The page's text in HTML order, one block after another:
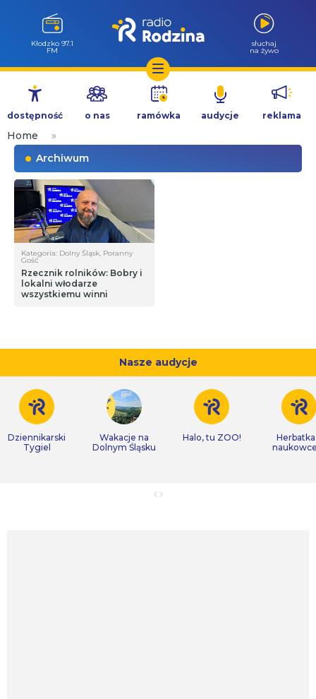
Przejdź
treści
Kłodzko 97.1
FM
słuchaj
na żywo
dostępność o nas ramówka audycje reklama
Home
»
Archiwum
Kategoria: Dolny Śląsk, Poranny
Gość
Rzecznik rolników: Bobry i
lokalni włodarze
wszystkiemu winni
Nasze audycje
Dziennikarski
Tygiel
Wakacje na
Dolnym Śląsku
Halo, tu ZOO!